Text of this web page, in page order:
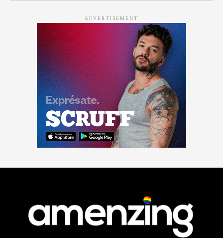
ADVERTISEMENT